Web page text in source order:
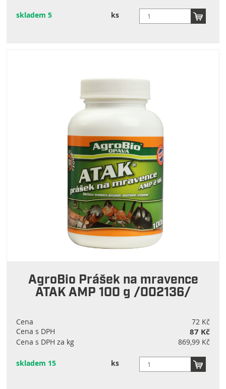
skladem 5 ks
AgroBio Prášek na mravence
ATAK AMP 100 g /002136/
Cena
72 Kč
Cena s DPH
87 Kč
Cena s DPH za kg 869,99 Kč
skladem 15 ks